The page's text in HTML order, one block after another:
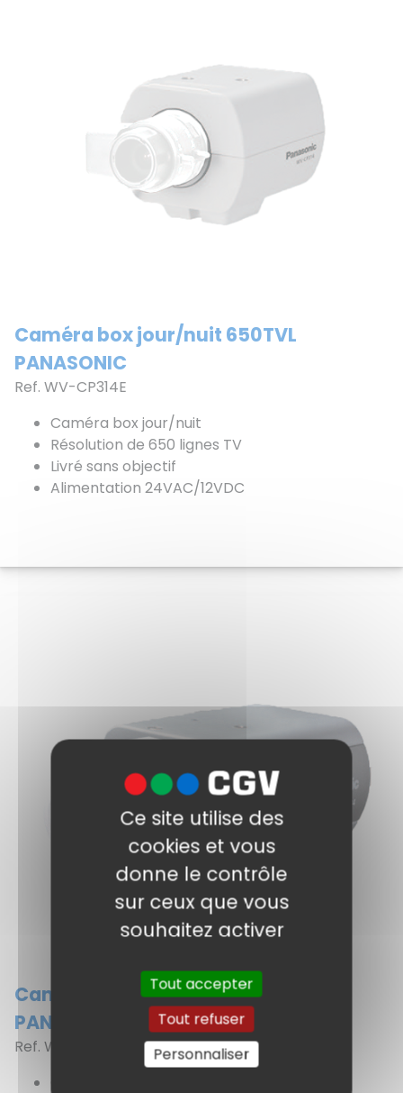
Caméra box jour/nuit 650TVL
PANASONIC
Ref. WV-CP314E
Caméra box jour/nuit
Résolution de 650 lignes TV
Livré sans objectif
Alimentation 24VAC/12VDC
Caméra box SD6 700TVL
PANASONIC
Ref. WV-CP630/G
Ce site utilise des
cookies et vous
donne le contrôle
sur ceux que vous
souhaitez activer
Tout accepter
Tout refuser
Personnaliser